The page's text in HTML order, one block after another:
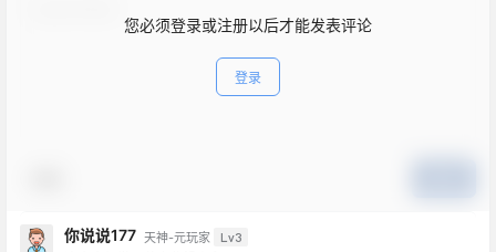
您必须登录或注册以后才能发表评论
登录
你说说177 天神-元玩家
Lv3